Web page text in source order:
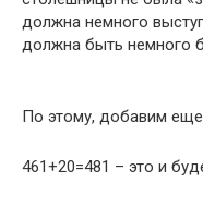
должна немного
должна быть немного
По этому, добавим
461+20=481 – это и